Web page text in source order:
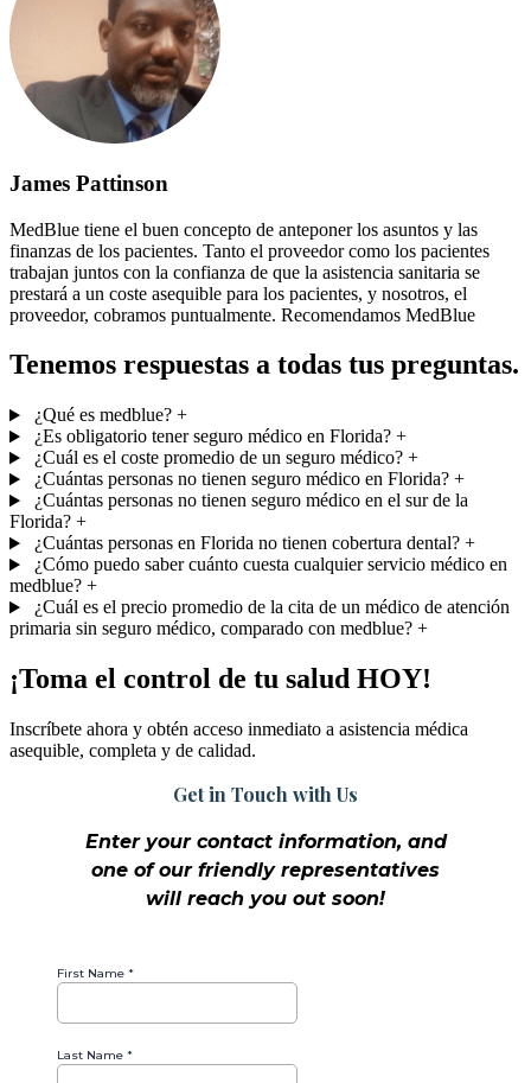
James Pattinson
MedBlue tiene el buen concepto de anteponer los asuntos y las
finanzas de los pacientes. Tanto el proveedor como los pacientes
trabajan juntos con la confianza de que la asistencia sanitaria se
prestará a un coste asequible para los pacientes, y nosotros, el
proveedor, cobramos puntualmente. Recomendamos MedBlue
Tenemos respuestas a todas tus preguntas.
¿Qué es medblue? +
¿Es obligatorio tener seguro médico en Florida? +
¿Cuál es el coste promedio de un seguro médico? +
¿Cuántas personas no tienen seguro médico en Florida? +
¿Cuántas personas no tienen seguro médico en el sur de la
Florida? +
¿Cuántas personas en Florida no tienen cobertura dental? +
¿Cómo puedo saber cuánto cuesta cualquier servicio médico en
medblue? +
¿Cuál es el precio promedio de la cita de un médico de atención
primaria sin seguro médico, comparado con medblue? +
¡Toma el control de tu salud HOY!
Inscríbete ahora y obtén acceso inmediato a asistencia médica
asequible, completa y de calidad.